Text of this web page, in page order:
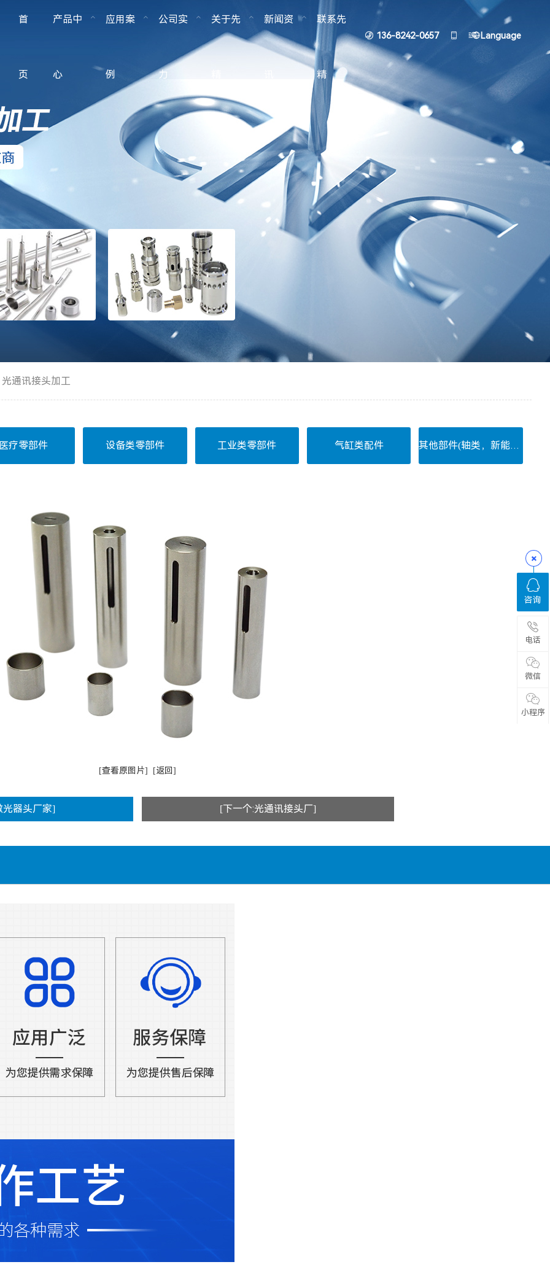
首
页
产品中
心
应用案
例
公司实
力
关于先 新闻资 联系先
精
 136-8242-0657  
 Language
光通讯接头加工
疗零部件 设备类零部件 工业类零部件 气缸类配件 其他部件(轴类，新能源部件)
[查看原图片] [返回]
光器头厂家] [下一个:光通讯接头厂]
咨询
电话
微信
小程序